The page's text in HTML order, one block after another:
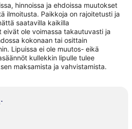
hinnoissa ja ehdoissa muutokset
ilmoitusta. Paikkoja on rajoitetusti ja
saatavilla kaikilla
eivät ole voimassa takautuvasti ja
kokonaan tai osittain
Lipuissa ei ole muutos- eikä
kullekkin lipulle tulee
maksamista ja vahvistamista.